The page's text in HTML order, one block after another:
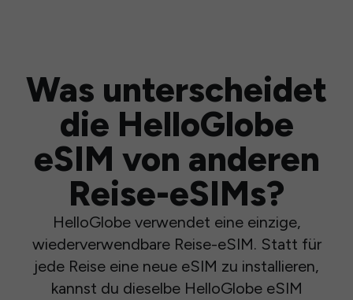
Was unterscheidet
die HelloGlobe
eSIM von anderen
Reise-eSIMs?
HelloGlobe verwendet eine einzige,
wiederverwendbare Reise-eSIM. Statt für
jede Reise eine neue eSIM zu installieren,
kannst du dieselbe HelloGlobe eSIM